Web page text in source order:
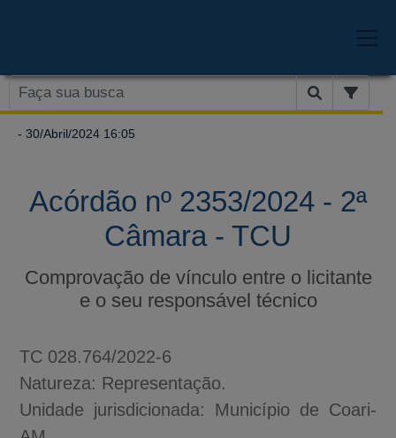
- 30/Abril/2024 16:05
Acórdão nº 2353/2024 - 2ª
Câmara - TCU
Comprovação de vínculo entre o licitante
e o seu responsável técnico
TC 028.764/2022-6
Natureza: Representação.
Unidade jurisdicionada: Município de Coari-